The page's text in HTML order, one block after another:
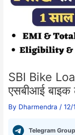
SBI Bike
एसबीआई
By Dharmendra /12/
Telegram Group